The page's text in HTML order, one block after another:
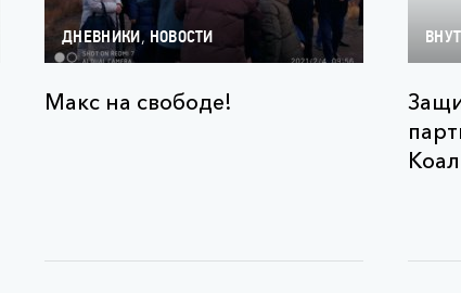
ДНЕВНИКИ ,НОВОСТИ
Макс на свободе!